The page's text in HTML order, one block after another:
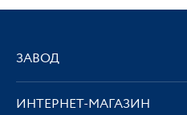
ЗАВОД
ИНТЕРНЕТ-МАГАЗИН